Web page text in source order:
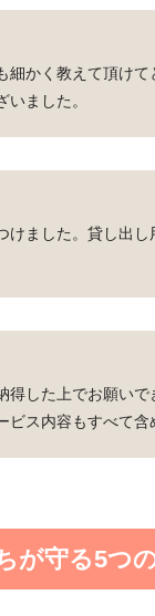
かく教えて頂け
ました。
ました。貸し出
した上でお願い
ス内容もすべて含
が守る5つ